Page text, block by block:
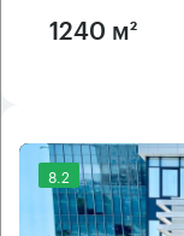
1240 м²
8.2